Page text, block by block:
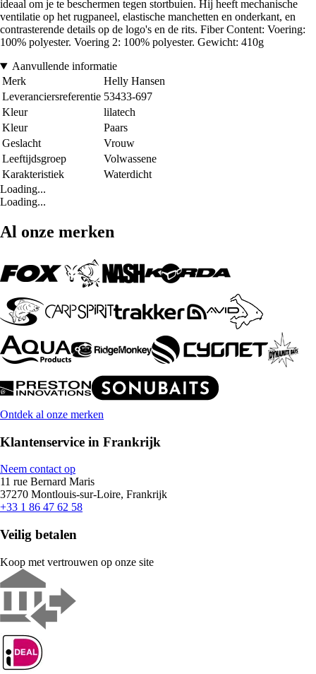
ideaal om je te beschermen tegen stortbuien. Hij heeft mechanische
ventilatie op het rugpaneel, elastische manchetten en onderkant, en
contrasterende details op de logo's en de rits. Fiber Content: Voering:
100% polyester. Voering 2: 100% polyester. Gewicht: 410g
Aanvullende informatie
Merk
Helly Hansen
Leveranciersreferentie 53433-697
Kleur
lilatech
Kleur
Paars
Geslacht
Vrouw
Leeftijdsgroep
Volwassene
Karakteristiek
Waterdicht
Loading...
Loading...
Al onze merken
Ontdek al onze merken
Klantenservice in Frankrijk
Neem contact op
11 rue Bernard Maris
37270 Montlouis-sur-Loire, Frankrijk
+33 1 86 47 62 58
Veilig betalen
Koop met vertrouwen op onze site